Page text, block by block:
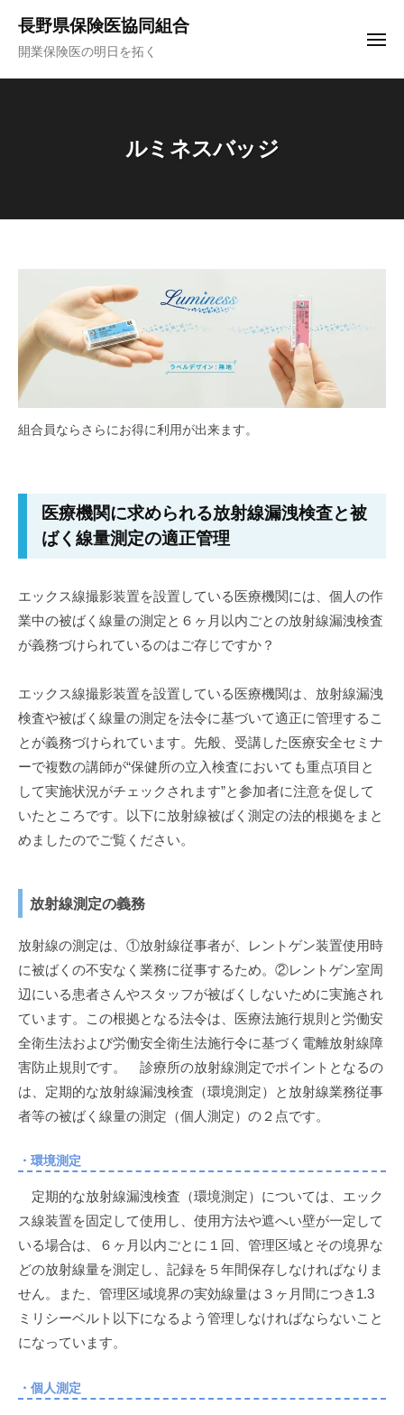
長野県保険医協同組合
開業保険医の明日を拓く
メ
ュ
ルミネスバッジ
ミ
ネ
ス
バ
2020
6
15
日
by
組合員ならさらにお得に利用が出来ます。
医療機関に求められる放射線漏洩検査と被
ばく線量測定の適正管理
エックス線撮影装置を設置している医療機関には、個人の作
業中の被ばく線量の測定と６ヶ月以内ごとの放射線漏洩検査
が義務づけられているのはご存じですか？
エックス線撮影装置を設置している医療機関は、放射線漏洩
検査や被ばく線量の測定を法令に基づいて適正に管理するこ
とが義務づけられています。先般、受講した医療安全セミナ
ーで複数の講師が“保健所の立入検査においても重点項目と
して実施状況がチェックされます”と参加者に注意を促して
いたところです。以下に放射線被ばく測定の法的根拠をまと
めましたのでご覧ください。
放射線測定の義務
放射線の測定は、①放射線従事者が、レントゲン装置使用時
に被ばくの不安なく業務に従事するため。②レントゲン室周
辺にいる患者さんやスタッフが被ばくしないために実施され
ています。この根拠となる法令は、医療法施行規則と労働安
全衛生法および労働安全衛生法施行令に基づく電離放射線障
害防止規則です。 診療所の放射線測定でポイントとなるの
は、定期的な放射線漏洩検査（環境測定）と放射線業務従事
者等の被ばく線量の測定（個人測定）の２点です。
・環境測定
定期的な放射線漏洩検査（環境測定）については、エック
ス線装置を固定して使用し、使用方法や遮へい壁が一定して
いる場合は、６ヶ月以内ごとに１回、管理区域とその境界な
どの放射線量を測定し、記録を５年間保存しなければなりま
せん。また、管理区域境界の実効線量は３ヶ月間につき1.3
ミリシーベルト以下になるよう管理しなければならないこと
になっています。
・個人測定